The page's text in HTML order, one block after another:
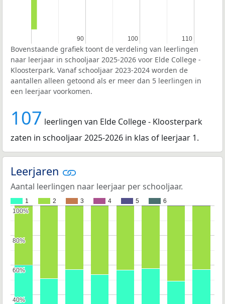
90
90 100
100 110
110
Bovenstaande grafiek toont de verdeling van leerlingen
naar leerjaar in schooljaar 2025-2026 voor Elde College -
Kloosterpark. Vanaf schooljaar 2023-2024 worden de
aantallen alleen getoond als er meer dan 5 leerlingen in
een leerjaar voorkomen.
107 leerlingen van Elde College - Kloosterpark
zaten in schooljaar 2025-2026 in klas of leerjaar 1.
Leerjaren
Aantal leerlingen naar leerjaar per schooljaar.
1 2 3 4 5 6
40%
40%
60%
60%
80%
80%
100%
100%